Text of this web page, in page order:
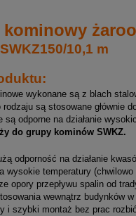
kominowy
10,1 m
wykonane są z blach
rodzaju są stosowane głównie
są odporne na działanie
do grupy kominów SWKZ.
odporność na działanie
wysokie temperatury (chwilowo
opory przepływu spalin od
wewnątrz budynków
i szybki montaż bez prac